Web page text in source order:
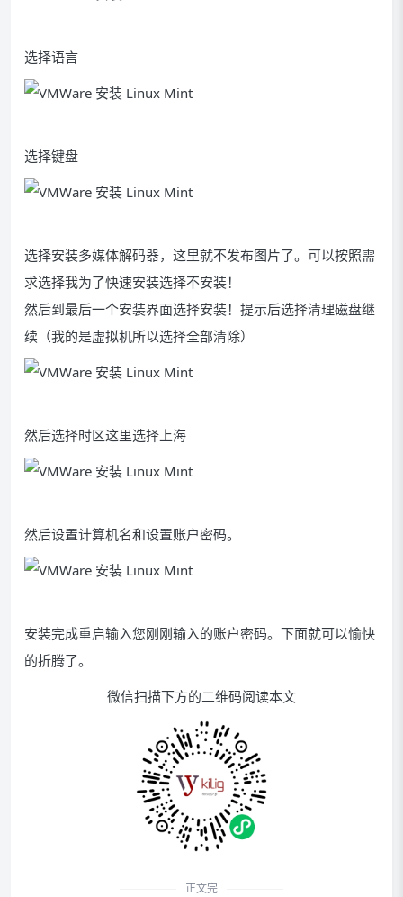
选择语言
选择键盘
选择安装多媒体解码器，这里就不发布图片了。可以按照需
求选择我为了快速安装选择不安装！
然后到最后一个安装界面选择安装！提示后选择清理磁盘继
续（我的是虚拟机所以选择全部清除）
然后选择时区这里选择上海
然后设置计算机名和设置账户密码。
安装完成重启输入您刚刚输入的账户密码。下面就可以愉快
的折腾了。
微信扫描下方的二维码阅读本文
正文完